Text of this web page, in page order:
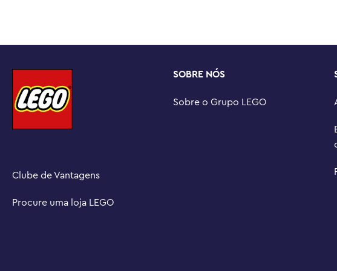
Explore toda a gama – os conjuntos LEGO® Star Wars ™ permitem que
simplesmente exibam os modelos montáveis
Medidas – O veículo de brinquedo Star Wars ™ montável neste
mede mais de 7 cm (2,5 pol.) de altura, 26 cm (10 pol.) de comprimento
Clube de Vantagens
Procure uma loja LEGO
SOBRE NÓS
Sobre o Grupo LEGO